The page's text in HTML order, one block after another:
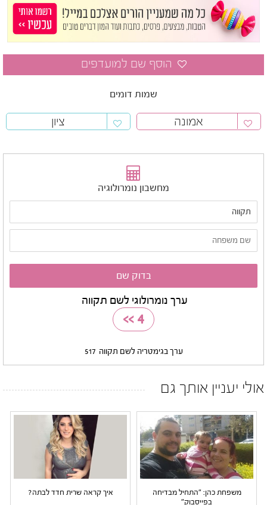
שמות דומים
אמונה ציון
מחשבון נומרולוגיה
ערך נומרולוגי לשם תקווה
4
>>
ערך בגימטריה לשם תקווה 517
אולי יעניין אותך גם
משפחת כהן: "התחיל מבדיחה
בפייסבוק"
איך קראה שרית חדד לבתה?